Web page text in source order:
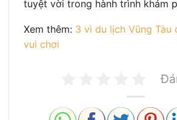
tuyệt vời trong hành trình khám
Xem thêm: 3 vì du lịch Vũng Tàu
vui chơi